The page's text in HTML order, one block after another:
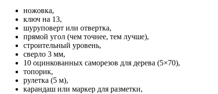
ножовка,
ключ на 13,
шуруповерт или отвертка,
прямой угол (чем точнее, тем лучше),
строительный уровень,
сверло 3 мм,
10 оцинкованных саморезов для дерева (5×70),
топорик,
рулетка (5 м),
карандаш или маркер для разметки,